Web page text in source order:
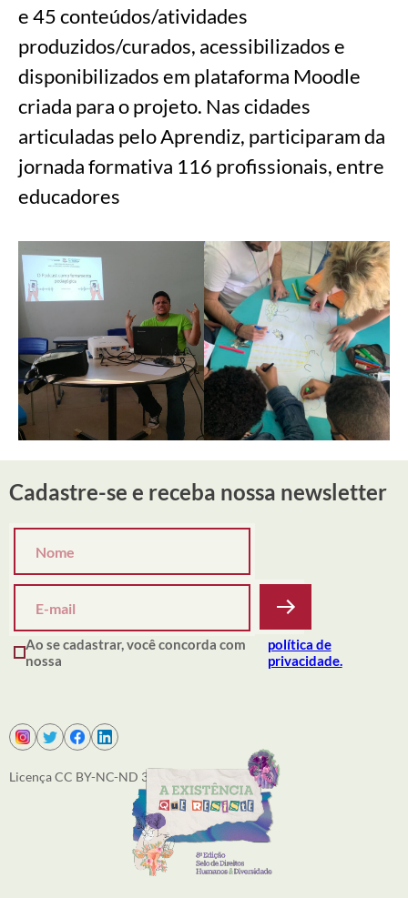
e 45 conteúdos/atividades
produzidos/curados, acessibilizados e
disponibilizados em plataforma Moodle
criada para o projeto. Nas cidades
articuladas pelo Aprendiz, participaram da
jornada formativa 116 profissionais, entre
educadores
Cadastre-se e receba nossa newsletter
Ao se cadastrar, você concorda com
nossa
política de
privacidade.
Licença CC BY-NC-ND 3.0